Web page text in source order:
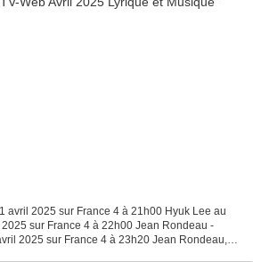
avril 2025 sur France 4 à 21h00 Hyuk Lee au
sur France 4 à 22h00 Jean Rondeau -
2025 sur France 4 à 23h20 Jean Rondeau,